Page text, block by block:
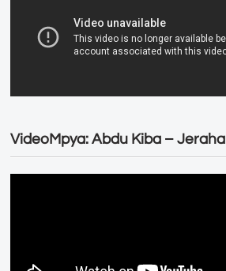
VideoMpya: Abdu Kiba – Jeraha